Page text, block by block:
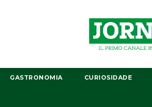
GASTRONOMIA CURIOSIDADE